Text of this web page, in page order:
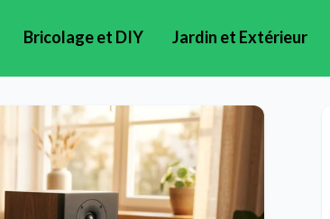
Bricolage et DIY Jardin et Extérieur